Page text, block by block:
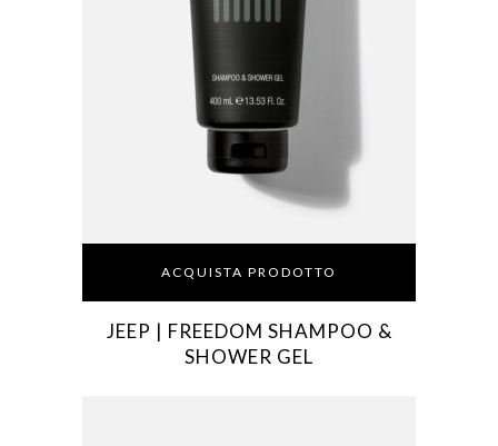
ACQUISTA PRODOTTO
JEEP | FREEDOM SHAMPOO &
SHOWER GEL